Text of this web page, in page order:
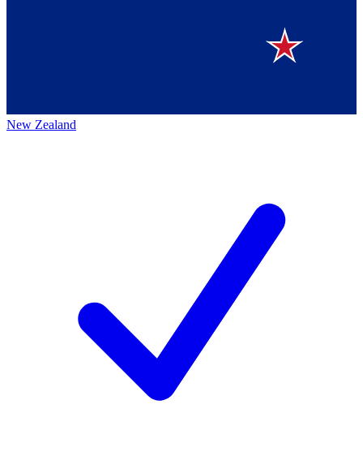
New Zealand